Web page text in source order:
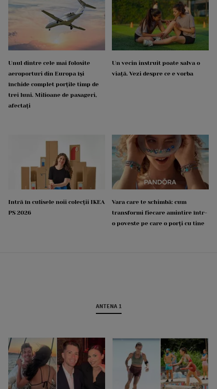
Unul dintre cele mai folosite
aeroporturi din Europa își
închide complet porțile timp de
trei luni. Milioane de pasageri,
afectați
Un vecin instruit poate salva o
viață. Vezi despre ce e vorba
Intră în culisele noii colecții IKEA
PS 2026
Vara care te schimbă: cum
transformi fiecare amintire într-
o poveste pe care o porți cu tine
ANTENA 1